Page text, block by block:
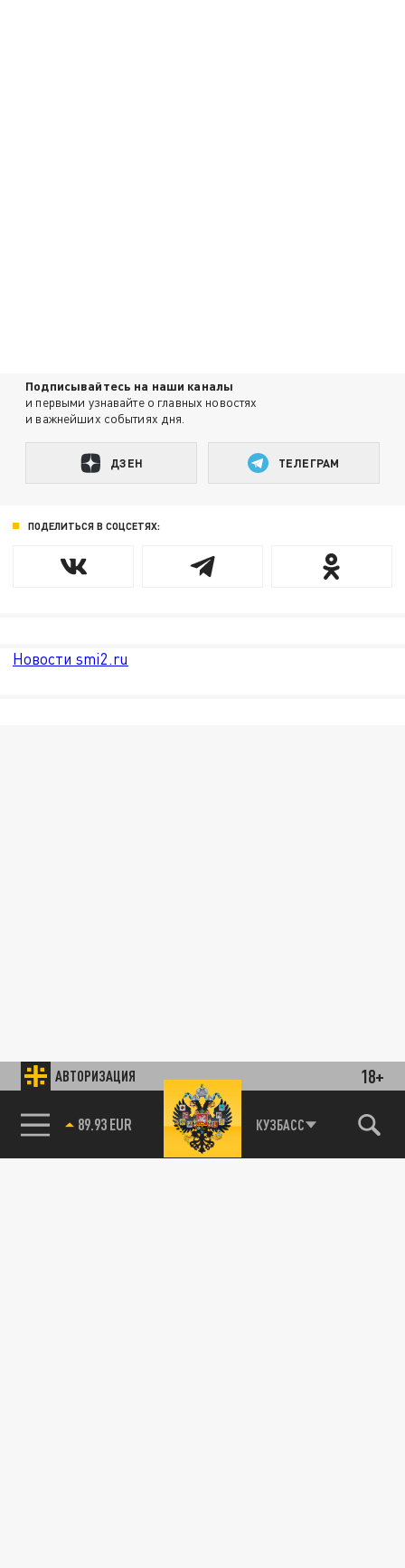
АВТОРИЗАЦИЯ 18+
89.93 EUR КУЗБАСС
Подписывайтесь на наши каналы
и первыми узнавайте о главных новостях
и важнейших событиях дня.
ДЗЕН ТЕЛЕГРАМ
ПОДЕЛИТЬСЯ В СОЦСЕТЯХ:
Новости smi2.ru